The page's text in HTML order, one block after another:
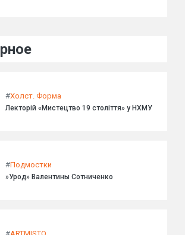
#Холст. Форма
Лекторій «Мистецтво 19 століття» у НХМУ
#Подмостки
»Урод» Валентины Сотниченко